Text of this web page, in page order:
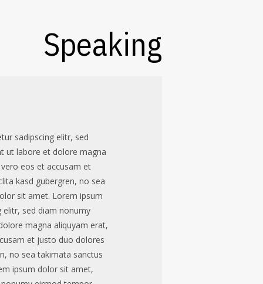
Speaking
sadipscing elitr, sed
ut labore et dolore magna
eos et accusam et
kasd gubergren, no sea
sit amet. Lorem ipsum
sed diam nonumy
magna aliquyam erat,
et justo duo dolores
no sea takimata sanctus
ipsum dolor sit amet,